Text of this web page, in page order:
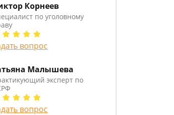
Корнеев
по уголовному
вопрос
Малышева
эксперт по
вопрос